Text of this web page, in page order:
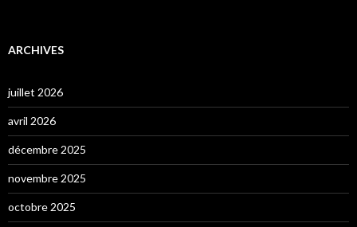
ARCHIVES
juillet 2026
avril 2026
décembre 2025
novembre 2025
octobre 2025